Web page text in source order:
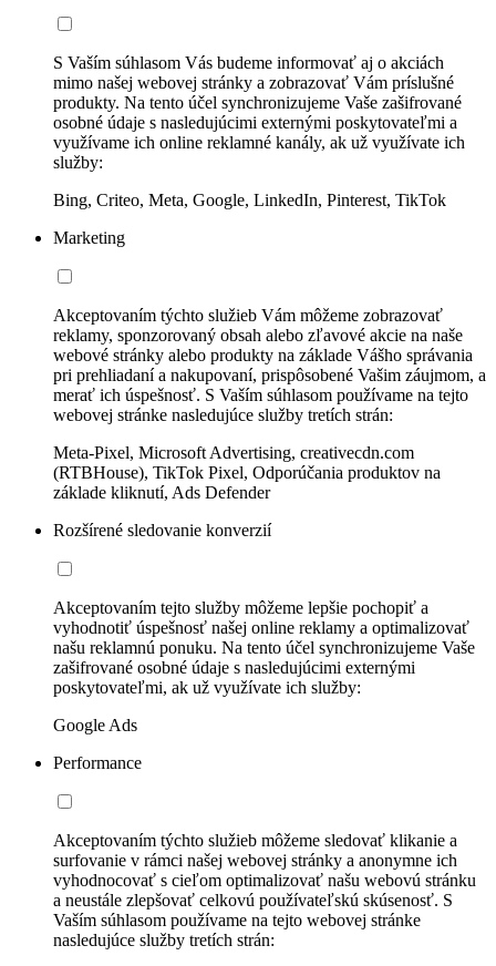
S Vaším súhlasom Vás budeme informovať aj o akciách
mimo našej webovej stránky a zobrazovať Vám príslušné
produkty. Na tento účel synchronizujeme Vaše zašifrované
osobné údaje s nasledujúcimi externými poskytovateľmi a
využívame ich online reklamné kanály, ak už využívate ich
služby:
Bing, Criteo, Meta, Google, LinkedIn, Pinterest, TikTok
Marketing
Akceptovaním týchto služieb Vám môžeme zobrazovať
reklamy, sponzorovaný obsah alebo zľavové akcie na naše
webové stránky alebo produkty na základe Vášho správania
pri prehliadaní a nakupovaní, prispôsobené Vašim záujmom, a
merať ich úspešnosť. S Vaším súhlasom používame na tejto
webovej stránke nasledujúce služby tretích strán:
Meta-Pixel, Microsoft Advertising, creativecdn.com
(RTBHouse), TikTok Pixel, Odporúčania produktov na
základe kliknutí, Ads Defender
Rozšírené sledovanie konverzií
Akceptovaním tejto služby môžeme lepšie pochopiť a
vyhodnotiť úspešnosť našej online reklamy a optimalizovať
našu reklamnú ponuku. Na tento účel synchronizujeme Vaše
zašifrované osobné údaje s nasledujúcimi externými
poskytovateľmi, ak už využívate ich služby:
Google Ads
Performance
Akceptovaním týchto služieb môžeme sledovať klikanie a
surfovanie v rámci našej webovej stránky a anonymne ich
vyhodnocovať s cieľom optimalizovať našu webovú stránku
a neustále zlepšovať celkovú používateľskú skúsenosť. S
Vaším súhlasom používame na tejto webovej stránke
nasledujúce služby tretích strán: